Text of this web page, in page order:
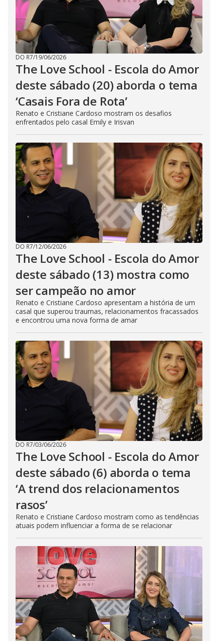
DO R7/19/06/2026
The Love School - Escola do Amor
deste sábado (20) aborda o tema
‘Casais Fora de Rota’
Renato e Cristiane Cardoso mostram os desafios
enfrentados pelo casal Emily e Irisvan
DO R7/12/06/2026
The Love School - Escola do Amor
deste sábado (13) mostra como
ser campeão no amor
Renato e Cristiane Cardoso apresentam a história de um
casal que superou traumas, relacionamentos fracassados
e encontrou uma nova forma de amar
DO R7/03/06/2026
The Love School - Escola do Amor
deste sábado (6) aborda o tema
‘A trend dos relacionamentos
rasos’
Renato e Cristiane Cardoso mostram como as tendências
atuais podem influenciar a forma de se relacionar